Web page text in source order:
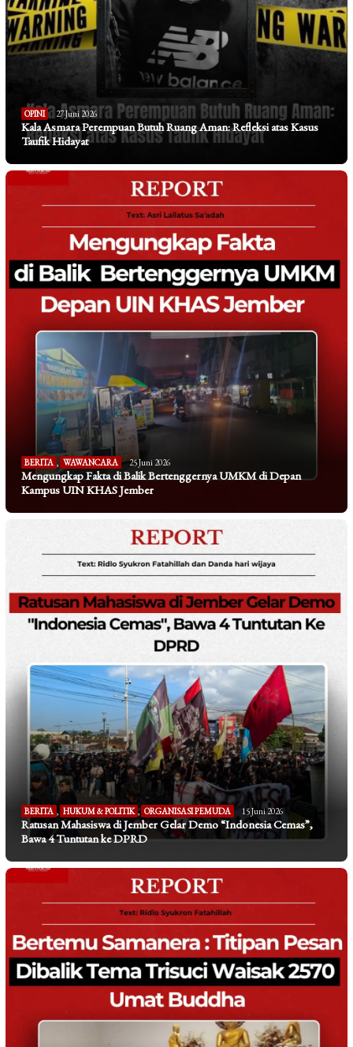
OPINI 27 Juni 2026
Kala Asmara Perempuan Butuh Ruang Aman: Refleksi atas Kasus
Taufik Hidayat
BERITA , WAWANCARA 25 Juni 2026
Mengungkap Fakta di Balik Bertenggernya UMKM di Depan
Kampus UIN KHAS Jember
BERITA , HUKUM & POLITIK , ORGANISASI PEMUDA 15 Juni 2026
Ratusan Mahasiswa di Jember Gelar Demo “Indonesia Cemas”,
Bawa 4 Tuntutan ke DPRD